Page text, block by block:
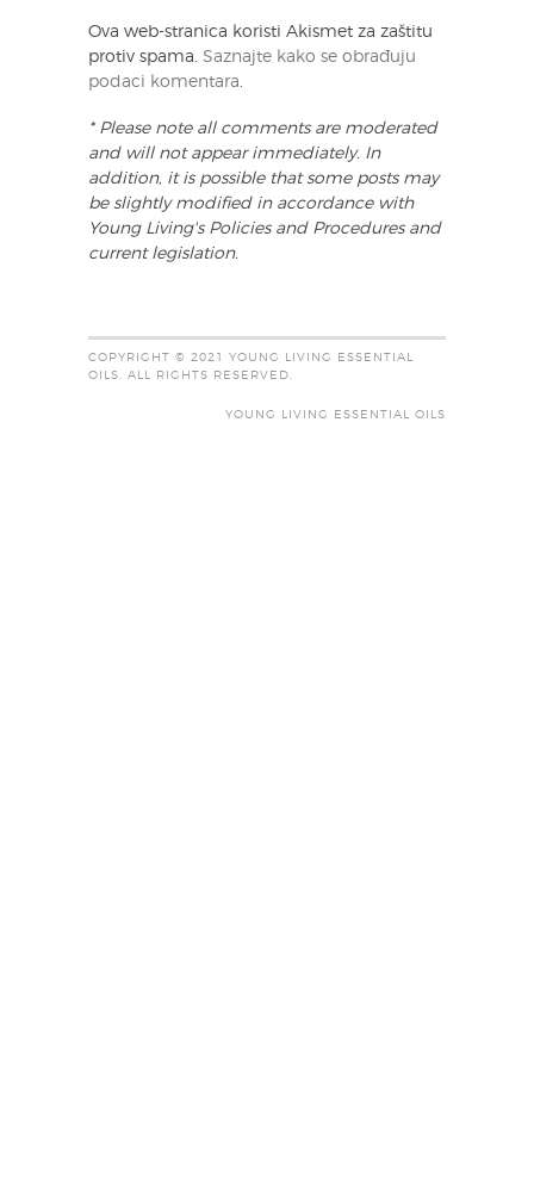
Ova web-stranica koristi Akismet za zaštitu
protiv spama. Saznajte kako se obrađuju
podaci komentara.
* Please note all comments are moderated
and will not appear immediately. In
addition, it is possible that some posts may
be slightly modified in accordance with
Young Living's Policies and Procedures and
current legislation.
COPYRIGHT © 2021 YOUNG LIVING ESSENTIAL
OILS. ALL RIGHTS RESERVED.
YOUNG LIVING ESSENTIAL OILS